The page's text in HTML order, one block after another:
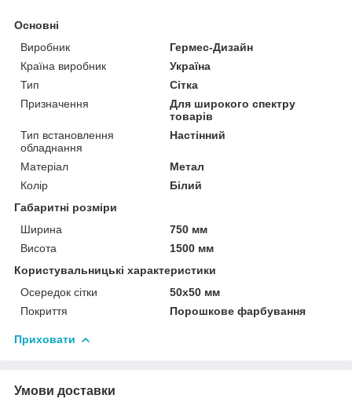
Основні
Виробник
Гермес-Дизайн
Країна виробник
Україна
Тип
Сітка
Призначення
Для широкого спектру
товарів
Тип встановлення
обладнання
Настінний
Матеріал
Метал
Колір
Білий
Габаритні розміри
Ширина
750 мм
Висота
1500 мм
Користувальницькі характеристики
Осередок сітки
50х50 мм
Покриття
Порошкове фарбування
Приховати
Умови доставки